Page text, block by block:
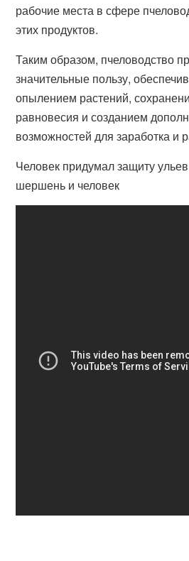
рабочие места в сфере
этих продуктов.
Таким образом, пчеловодство
значительные пользу,
опылением растений,
равновесия и созданием
возможностей для заработка и
Человек придумал защиту
шершень и человек